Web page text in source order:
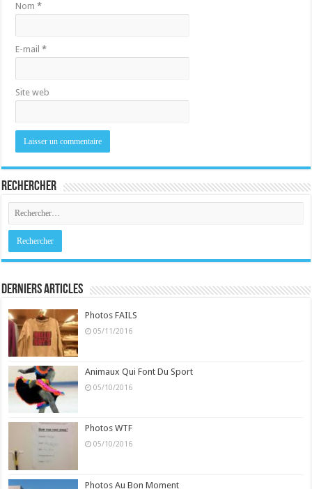
Nom*
E-mail*
Site web
Rechercher
Derniers Articles
Photos FAILS
05/11/2016
Animaux Qui Font Du Sport
05/10/2016
Photos WTF
05/10/2016
Photos Au Bon Moment